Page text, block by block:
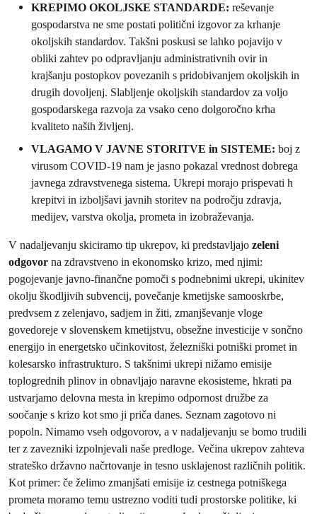
KREPIMO OKOLJSKE STANDARDE: reševanje
gospodarstva ne sme postati politični izgovor za krhanje
okoljskih standardov. Takšni poskusi se lahko pojavijo v
obliki zahtev po odpravljanju administrativnih ovir in
krajšanju postopkov povezanih s pridobivanjem okoljskih in
drugih dovoljenj. Slabljenje okoljskih standardov za voljo
gospodarskega razvoja za vsako ceno dolgoročno krha
kvaliteto naših življenj.
VLAGAMO V JAVNE STORITVE in SISTEME: boj z
virusom COVID-19 nam je jasno pokazal vrednost dobrega
javnega zdravstvenega sistema. Ukrepi morajo prispevati h
krepitvi in izboljšavi javnih storitev na področju zdravja,
medijev, varstva okolja, prometa in izobraževanja.
V nadaljevanju skiciramo tip ukrepov, ki predstavljajo zeleni
odgovor na zdravstveno in ekonomsko krizo, med njimi:
pogojevanje javno-finančne pomoči s podnebnimi ukrepi, ukinitev
okolju škodljivih subvencij, povečanje kmetijske samooskrbe,
predvsem z zelenjavo, sadjem in žiti, zmanjševanje vloge
govedoreje v slovenskem kmetijstvu, obsežne investicije v sončno
energijo in energetsko učinkovitost, železniški potniški promet in
kolesarsko infrastrukturo. S takšnimi ukrepi nižamo emisije
toplogrednih plinov in obnavljajo naravne ekosisteme, hkrati pa
ustvarjamo delovna mesta in krepimo odpornost družbe za
soočanje s krizo kot smo ji priča danes. Seznam zagotovo ni
popoln. Nimamo vseh odgovorov, a v nadaljevanju se bomo trudili
ter z zavezniki izpolnjevali naše predloge. Večina ukrepov zahteva
strateško državno načrtovanje in tesno usklajenost različnih politik.
Kot primer: če želimo zmanjšati emisije iz cestnega potniškega
prometa moramo temu ustrezno voditi tudi prostorske politike, ki